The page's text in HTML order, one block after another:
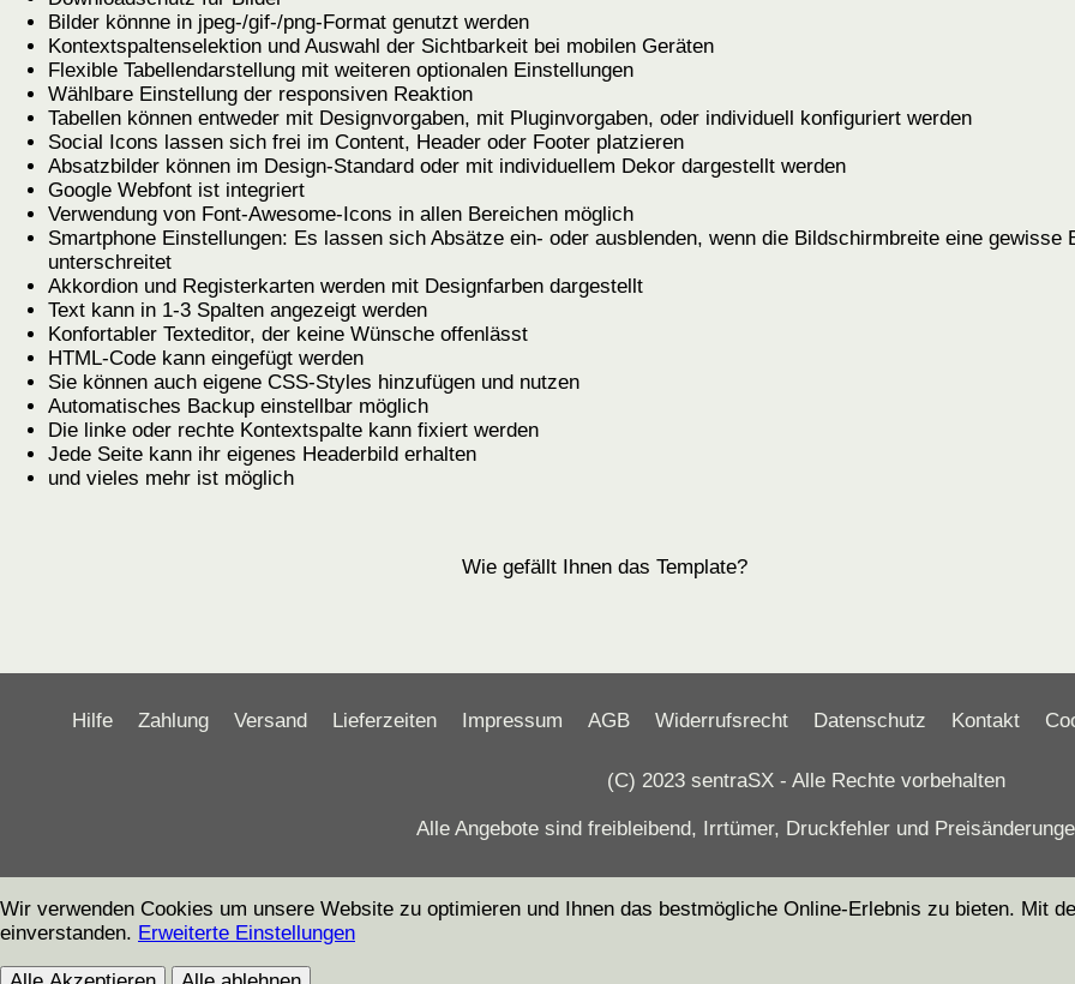
Bilder könnne in jpeg-/gif-/png-Format genutzt werden
Kontextspaltenselektion und Auswahl der Sichtbarkeit bei mobilen Geräten
Flexible Tabellendarstellung mit weiteren optionalen Einstellungen
Wählbare Einstellung der responsiven Reaktion
Tabellen können entweder mit Designvorgaben, mit Pluginvorgaben, oder individuell konfiguriert werden
Social Icons lassen sich frei im Content, Header oder Footer platzieren
Absatzbilder können im Design-Standard oder mit individuellem Dekor dargestellt werden
Google Webfont ist integriert
Verwendung von Font-Awesome-Icons in allen Bereichen möglich
Smartphone Einstellungen: Es lassen sich Absätze ein- oder ausblenden, wenn die Bildschirmbreite eine gewisse
unterschreitet
Akkordion und Registerkarten werden mit Designfarben dargestellt
Text kann in 1-3 Spalten angezeigt werden
Konfortabler Texteditor, der keine Wünsche offenlässt
HTML-Code kann eingefügt werden
Sie können auch eigene CSS-Styles hinzufügen und nutzen
Automatisches Backup einstellbar möglich
Die linke oder rechte Kontextspalte kann fixiert werden
Jede Seite kann ihr eigenes Headerbild erhalten
und vieles mehr ist möglich
Wie gefällt Ihnen das Template?
Hilfe Zahlung Versand Lieferzeiten Impressum AGB Widerrufsrecht Datenschutz Kontakt
(C) 2023 sentraSX - Alle Rechte vorbehalten
Alle Angebote sind freibleibend, Irrtümer, Druckfehler und
Wir verwenden Cookies um unsere Website zu optimieren und Ihnen das bestmögliche Online-Erlebnis zu bieten. Mit
einverstanden. Erweiterte Einstellungen